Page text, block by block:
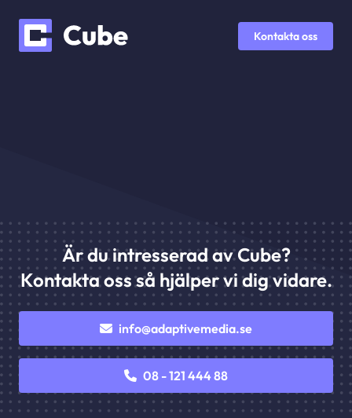
Kontakta oss
Är du intresserad av Cube?
Kontakta oss så hjälper vi dig vidare.
info@adaptivemedia.se
08 - 121 444 88